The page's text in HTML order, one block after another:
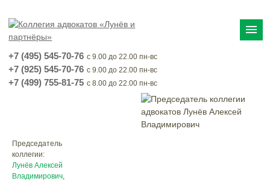
+7 (495) 545-70-76 с 9.00 до 22.00 пн-вс
+7 (925) 545-70-76 с 9.00 до 22.00 пн-вс
+7 (499) 755-81-75 с 8.00 до 22.00 пн-вс
menu
Председатель
коллегии:
Лунёв Алексей
Владимирович,